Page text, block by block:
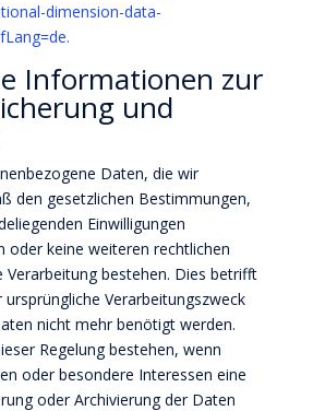
dimension-data-
Informationen zur
und
Daten, die wir
den gesetzlichen Bestimmungen,
Einwilligungen
oder keine weiteren rechtlichen
Verarbeitung bestehen. Dies betrifft
ursprüngliche Verarbeitungszweck
nicht mehr benötigt werden.
Regelung bestehen, wenn
oder besondere Interessen eine
oder Archivierung der Daten